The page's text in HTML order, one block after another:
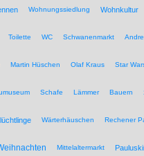
Wohnungssiedlung Wohnkultur
Toilette WC Schwanenmarkt
Martin Hüschen Olaf Kraus Star
Schafe Lämmer Bauern
Wärterhäuschen Rechener
Mittelaltermarkt